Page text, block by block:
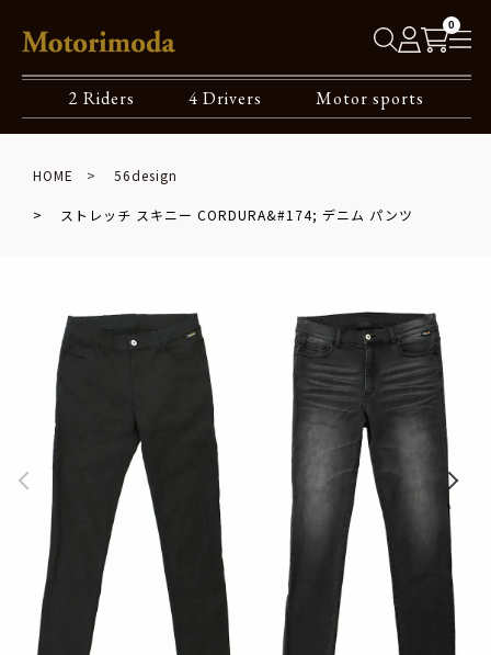
0
2 Riders 4 Drivers Motor sports
HOME 56design
ストレッチ スキニー CORDURA&#174; デニム パンツ